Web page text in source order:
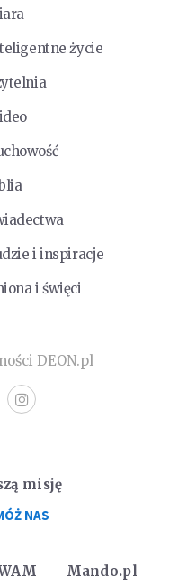
życie
i inspiracje
i święci
DEON.pl
Mando.pl
misję
NAS